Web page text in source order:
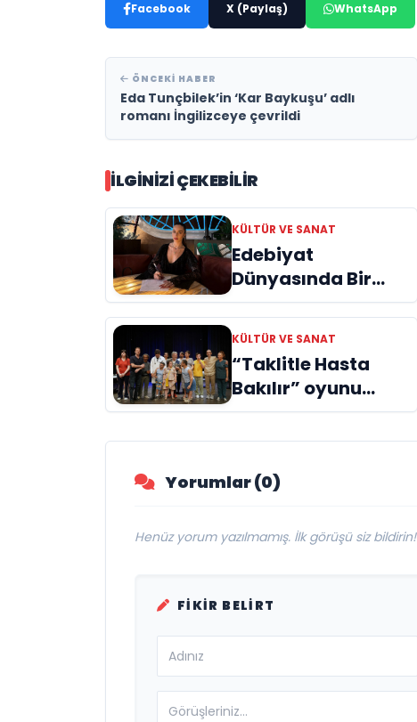
Facebook X (Paylaş) WhatsApp
ÖNCEKI HABER
Eda Tunçbilek’in ‘Kar Baykuşu’ adlı
romanı İngilizceye çevrildi
İLGINIZI ÇEKEBILIR
KÜLTÜR VE SANAT
Edebiyat
Dünyasında Bir
Genç Deha
Doğuyor: Dilruba
Engin ve Zift Karası
Evreni ‘AVENOİR’
KÜLTÜR VE SANAT
“Taklitle Hasta
Bakılır” oyunu
engelleri sanatla
aştı
Yorumlar (0)
Henüz yorum yazılmamış. İlk görüşü siz bildirin!
FIKIR BELIRT